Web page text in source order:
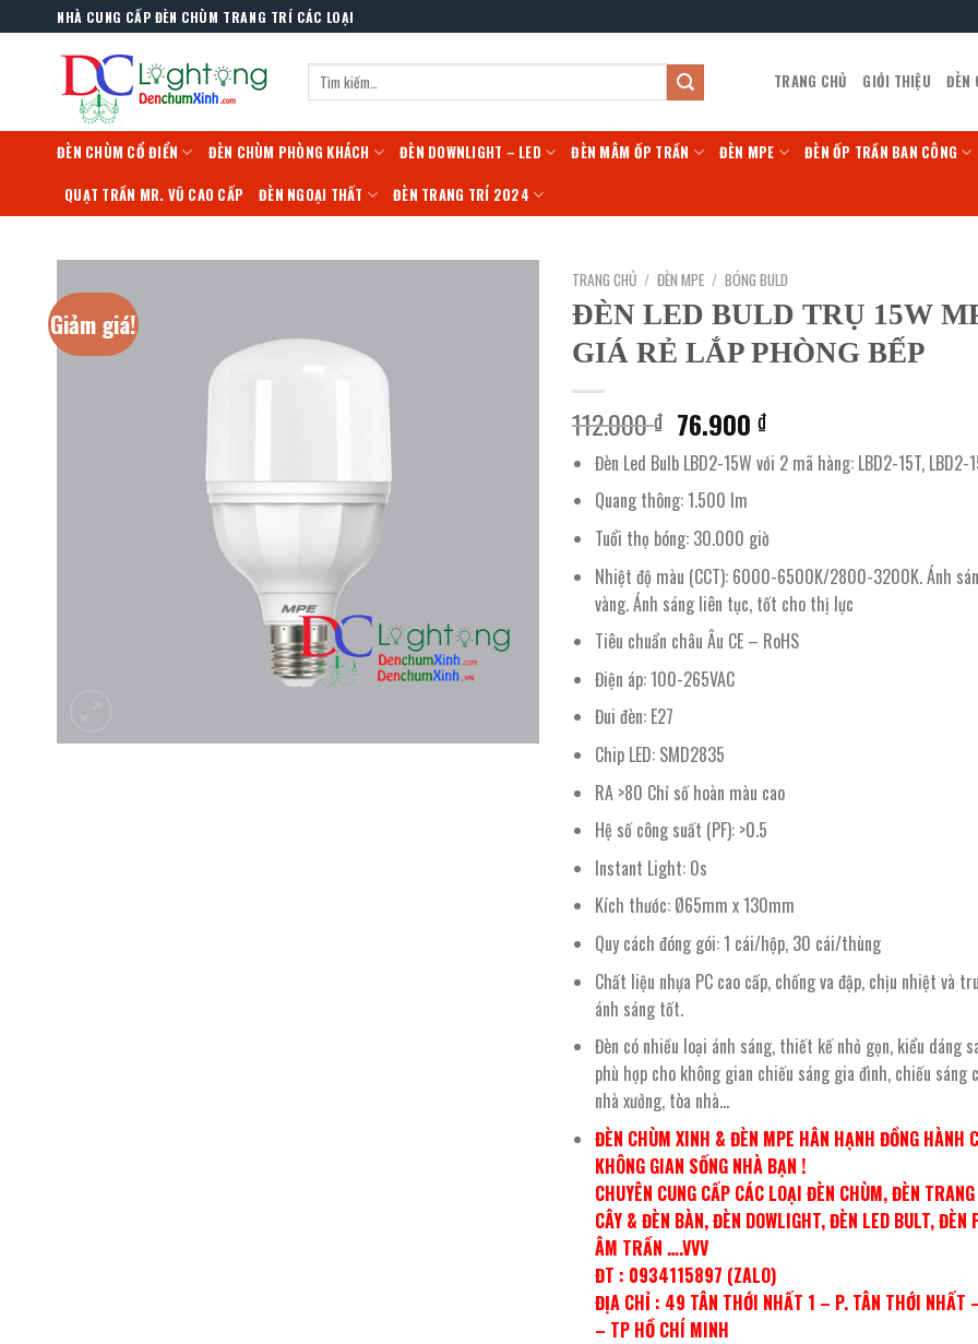
to
NHÀ CUNG CẤP ĐÈN CHÙM TRANG TRÍ CÁC LOẠI
Tìm
kiếm:
TRANG CHỦ GIỚI THIỆU ĐÈN
ĐÈN CHÙM CỔ ĐIỂN ĐÈN CHÙM PHÒNG KHÁCH ĐÈN DOWNLIGHT – LED ĐÈN MÂM ỐP TRẦN ĐÈN MPE ĐÈN ỐP TRẦN BAN CÔNG
QUẠT TRẦN MR. VŨ CAO CẤP ĐÈN NGOẠI THẤT ĐÈN TRANG TRÍ 2024
Giảm giá!
TRANG CHỦ / ĐÈN MPE / BÓNG BULD
ĐÈN LED BULD TRỤ 15W
GIÁ RẺ LẮP PHÒNG BẾP
112.000₫ Giá
gốc
là:
112.000 ₫.
76.900₫Giá
hiện
tại
76.900 ₫.
Đèn Led Bulb LBD2-15W với 2 mã hàng: LBD2-15T, LBD2-
Quang thông: 1.500 lm
Tuổi thọ bóng: 30.000 giờ
Nhiệt độ màu (CCT): 6000-6500K/2800-3200K. Ánh
vàng. Ánh sáng liên tục, tốt cho thị lực
Tiêu chuẩn châu Âu CE – RoHS
Điện áp: 100-265VAC
Đui đèn: E27
Chip LED: SMD2835
RA >80 Chỉ số hoàn màu cao
Hệ số công suất (PF): >0.5
Instant Light: 0s
Kích thước: Ø65mm x 130mm
Quy cách đóng gói: 1 cái/hộp, 30 cái/thùng
Chất liệu nhựa PC cao cấp, chống va đập, chịu nhiệt và
ánh sáng tốt.
Đèn có nhiều loại ánh sáng, thiết kế nhỏ gọn, kiểu dáng
phù hợp cho không gian chiếu sáng gia đình, chiếu sáng
nhà xưởng, tòa nhà…
ĐÈN CHÙM XINH & ĐÈN MPE HÂN HẠNH ĐỒNG HÀNH
KHÔNG GIAN SỐNG NHÀ BẠN !
CHUYÊN CUNG CẤP CÁC LOẠI ĐÈN CHÙM, ĐÈN
CÂY & ĐÈN BÀN, ĐÈN DOWLIGHT, ĐÈN LED BULT, ĐÈN
ÂM TRẦN ….VVV
ĐT : 0934115897 (ZALO)
ĐỊA CHỈ : 49 TÂN THỚI NHẤT 1 – P. TÂN THỚI NHẤT
– TP HỒ CHÍ MINH